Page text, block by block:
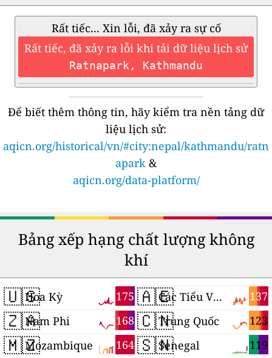
Rất tiếc... Xin lỗi, đã xảy ra sự cố
Rất tiếc, đã xảy ra lỗi khi tải dữ liệu lịch sử
Ratnapark, Kathmandu
Để biết thêm thông tin, hãy kiểm tra nền tảng dữ
liệu lịch sử:
aqicn.org/historical/vn/#city:nepal/kathmandu/ratn
apark &
aqicn.org/data-platform/
Bảng xếp hạng chất lượng không
khí
🇺🇸 175
Hoa Kỳ
🇿🇦 168
Nam Phi
🇲🇿 164
Mozambique
🇦🇪 137
Các Tiểu Vương quốc Ả Rập Thống nhất
🇨🇳 123
Trung Quốc
🇸🇳 119
Senegal